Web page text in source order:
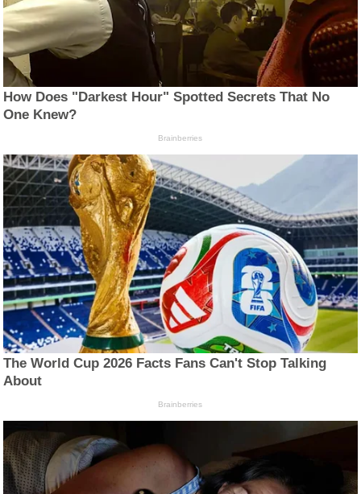
How Does "Darkest Hour" Spotted Secrets That No
One Knew?
Brainberries
The World Cup 2026 Facts Fans Can't Stop Talking
About
Brainberries